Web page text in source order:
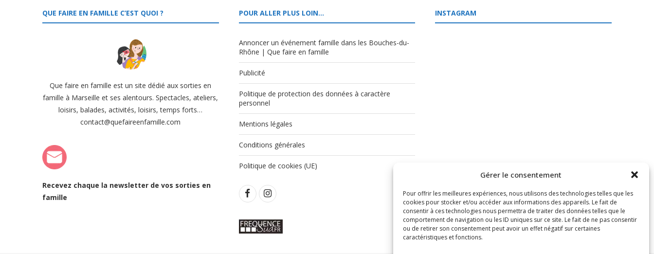
Gérer le consentement
Pour offrir les meilleures expériences, nous utilisons des technologies telles que les
cookies pour stocker et/ou accéder aux informations des appareils. Le fait de
consentir à ces technologies nous permettra de traiter des données telles que le
comportement de navigation ou les ID uniques sur ce site. Le fait de ne pas consentir
ou de retirer son consentement peut avoir un effet négatif sur certaines
caractéristiques et fonctions.
QUE FAIRE EN FAMILLE C’EST QUOI ?
Que faire en famille est un site dédié aux sorties en
famille à Marseille et ses alentours. Spectacles, ateliers,
loisirs, balades, activités, loisirs, temps forts…
contact@quefaireenfamille.com
Recevez chaque la newsletter de vos sorties en
famille
POUR ALLER PLUS LOIN…
Annoncer un événement famille dans les Bouches-du-
Rhône | Que faire en famille
Publicité
Politique de protection des données à caractère
personnel
Mentions légales
Conditions générales
Politique de cookies (UE)
INSTAGRAM